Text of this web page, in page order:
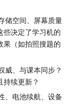
储空间、屏幕质量
些决定了学习机的
果（如拍照搜题的
威、与课本同步？
持续更新？
、电池续航、设备